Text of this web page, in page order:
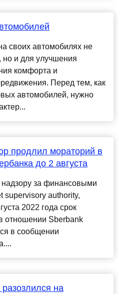
своих автомобилях не
но и для улучшения
комфорта и
Перед тем, как
автомобилей, нужно
продлил мораторий в
до 2 августа
за финансовыми
supervisory authority,
2022 года срок
отношении Sberbank
в сообщении
разозлился на